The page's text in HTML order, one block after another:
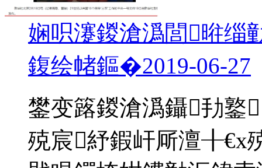
娴呮瀽鍐滄潙閭暀缁
鍑绘帾鏂�2019-06-27
鐢变簬鍐滄潙鑷劧鐜
殑宸紓鍜屽厛澶╂€х